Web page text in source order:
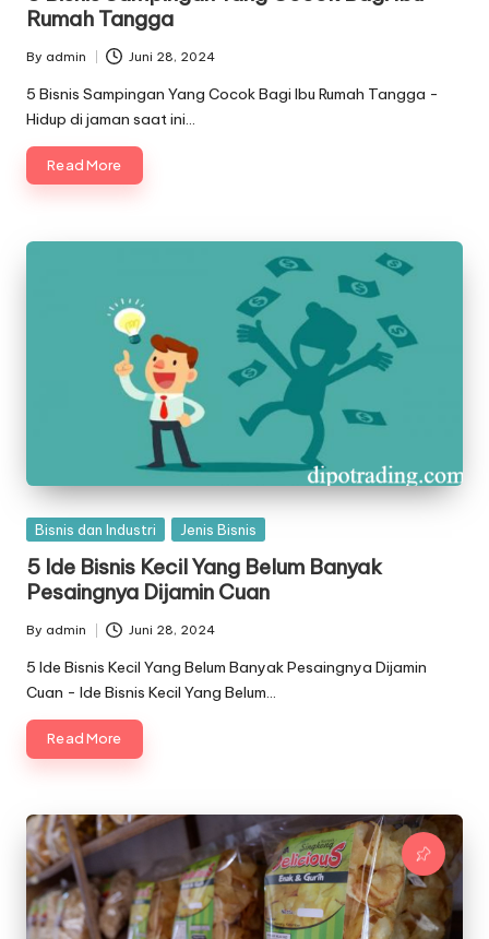
Rumah Tangga
Posted
by
By admin Juni 28, 2024
5 Bisnis Sampingan Yang Cocok Bagi Ibu Rumah Tangga -
Hidup di jaman saat ini…
Read More
Posted
Bisnis dan Industri Jenis Bisnis
5 Ide Bisnis Kecil Yang Belum Banyak
Pesaingnya Dijamin Cuan
Posted
by
By admin Juni 28, 2024
5 Ide Bisnis Kecil Yang Belum Banyak Pesaingnya Dijamin
Cuan - Ide Bisnis Kecil Yang Belum…
Read More